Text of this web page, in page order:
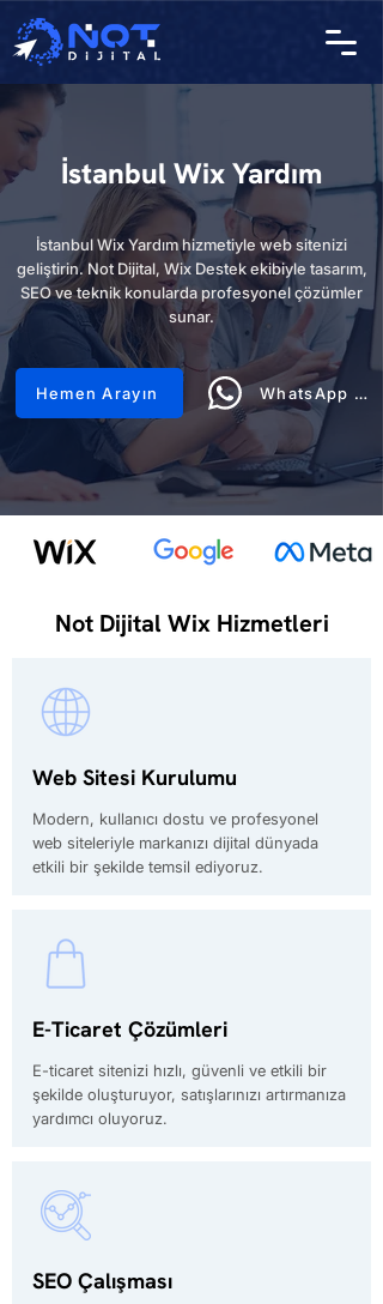
İstanbul Wix Yardım
İstanbul Wix Yardım hizmetiyle web sitenizi
geliştirin. Not Dijital, Wix Destek ekibiyle tasarım,
SEO ve teknik konularda profesyonel çözümler
sunar.
Hemen Arayın WhatsApp Hattı
Not Dijital Wix Hizmetleri
Web Sitesi Kurulumu
Modern, kullanıcı dostu ve profesyonel
web siteleriyle markanızı dijital dünyada
etkili bir şekilde temsil ediyoruz.
E-Ticaret Çözümleri
E-ticaret sitenizi hızlı, güvenli ve etkili bir
şekilde oluşturuyor, satışlarınızı artırmanıza
yardımcı oluyoruz.
SEO Çalışması